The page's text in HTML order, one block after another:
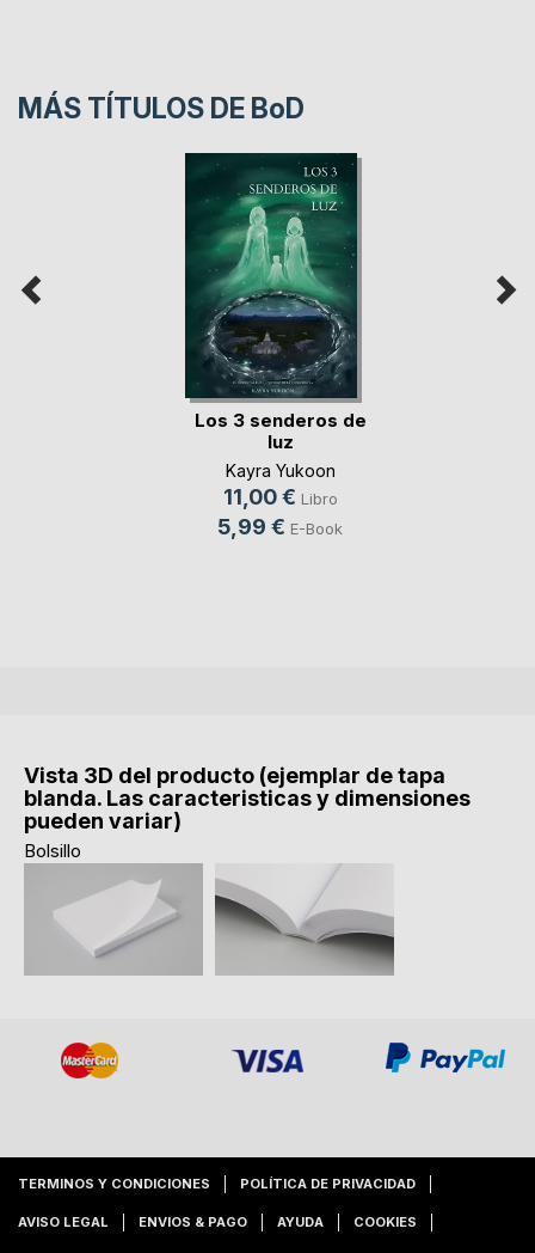
MÁS TÍTULOS DE BoD
Los 3 senderos de
luz
Kayra Yukoon
11,00 € Libro
5,99 € E-Book
Vista 3D del producto (ejemplar de tapa
blanda. Las caracteristicas y dimensiones
pueden variar)
Bolsillo
TERMINOS Y CONDICIONES POLÍTICA DE PRIVACIDAD
AVISO LEGAL ENVIOS & PAGO AYUDA COOKIES